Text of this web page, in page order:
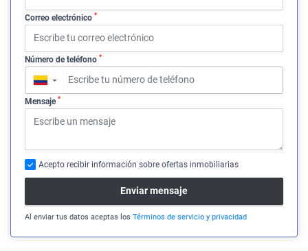
Correo electrónico *
Número de teléfono *
▼
Mensaje *
Acepto recibir información sobre ofertas inmobiliarias
Enviar mensaje
Al enviar tus datos aceptas los Términos de servicio y privacidad